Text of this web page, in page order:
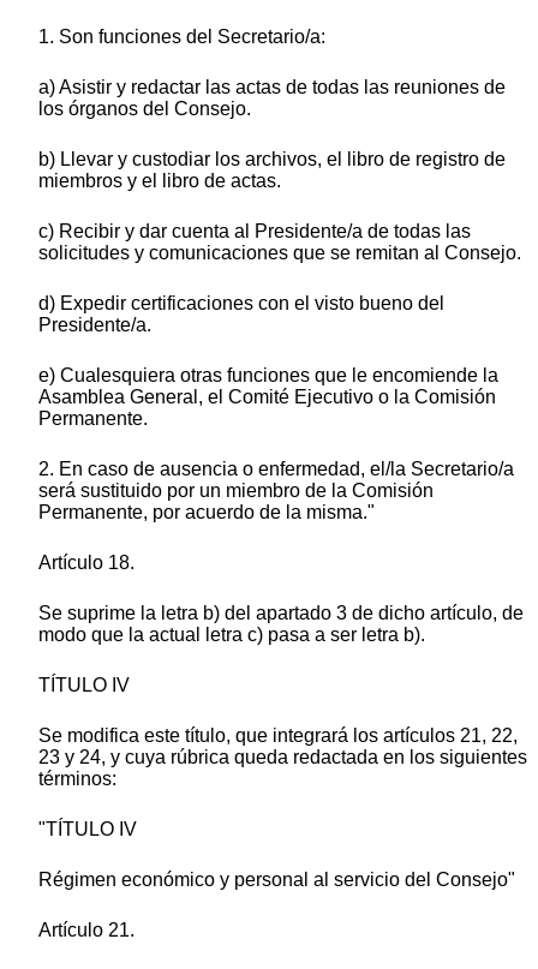
1. Son funciones del Secretario/a:
a) Asistir y redactar las actas de todas las reuniones de
los órganos del Consejo.
b) Llevar y custodiar los archivos, el libro de registro de
miembros y el libro de actas.
c) Recibir y dar cuenta al Presidente/a de todas las
solicitudes y comunicaciones que se remitan al Consejo.
d) Expedir certificaciones con el visto bueno del
Presidente/a.
e) Cualesquiera otras funciones que le encomiende la
Asamblea General, el Comité Ejecutivo o la Comisión
Permanente.
2. En caso de ausencia o enfermedad, el/la Secretario/a
será sustituido por un miembro de la Comisión
Permanente, por acuerdo de la misma."
Artículo 18.
Se suprime la letra b) del apartado 3 de dicho artículo, de
modo que la actual letra c) pasa a ser letra b).
TÍTULO IV
Se modifica este título, que integrará los artículos 21, 22,
23 y 24, y cuya rúbrica queda redactada en los siguientes
términos:
"TÍTULO IV
Régimen económico y personal al servicio del Consejo"
Artículo 21.